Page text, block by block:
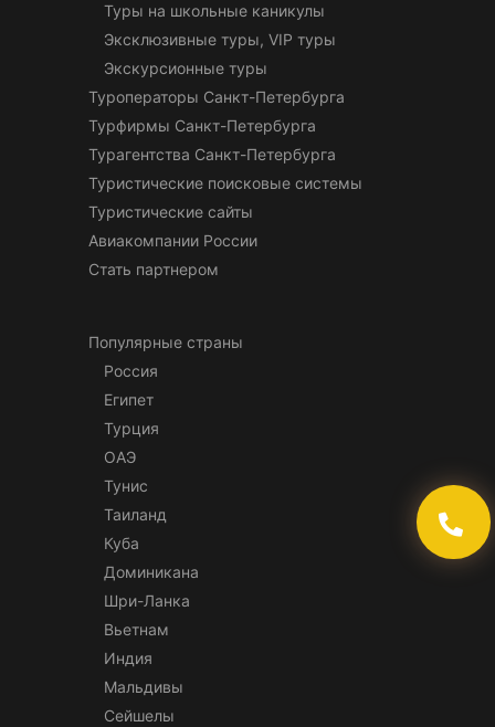
Туры на школьные каникулы
Эксклюзивные туры, VIP туры
Экскурсионные туры
Туроператоры Санкт-Петербурга
Турфирмы Санкт-Петербурга
Турагентства Санкт-Петербурга
Туристические поисковые системы
Туристические сайты
Авиакомпании России
Стать партнером
Популярные страны
Россия
Египет
Турция
ОАЭ
Тунис
Таиланд
Куба
Доминикана
Шри-Ланка
Вьетнам
Индия
Мальдивы
Сейшелы